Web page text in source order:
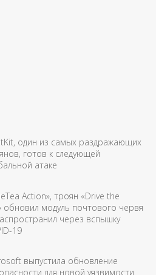
один из самых раздражающих
готов к следующей
атаке
Action», троян «Drive the
обновил модуль почтового червя
через вспышку
19
выпустила обновление
для новой уязвимости